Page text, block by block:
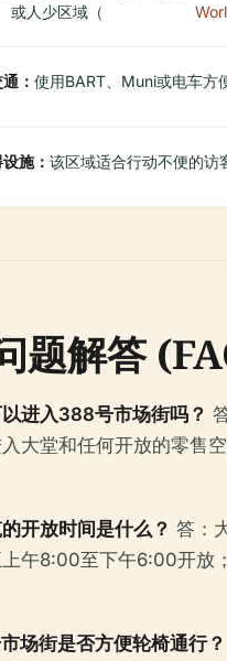
或人少区域（
： 使用BART、Muni或电车方
施： 该区域适合行动不便的访
题解答
进入388号市场街吗？
大堂和任何开放的零售
开放时间是什么？ 答：
午8:00至下午6:00开放
场街是否方便轮椅通行？